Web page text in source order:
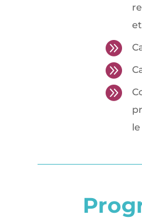


